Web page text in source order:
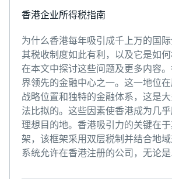
香港企业所得税指南
为什么香港每年吸引成千上万的国
其税收制度如此有利，以及它是如
在本文中探讨这些问题及更多内容
界领先的金融中心之一。这一地位
战略位置和独特的金融体系，这是
法比拟的。这些因素使香港成为几
理想目的地。香港吸引力的关键在
架，该框架采用双层税制并结合地
系统允许在香港注册的公司，无论